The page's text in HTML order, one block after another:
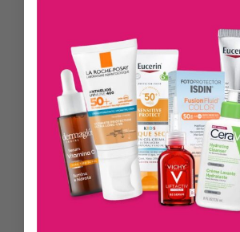
suave, elástica y saludable.
Su exclusiva formulación mantiene el
mejorando el nivel de hidratación de la piel,
equilibrada de sus componentes.
No deja residuos grasos. Tipo de piel: Piel
Acción: Normaliza la piel seca. Previene el
prematuro de la piel.